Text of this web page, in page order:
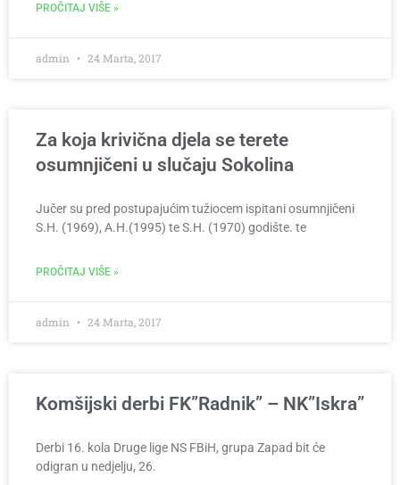
PROČITAJ VIŠE »
admin 24 Marta, 2017
Za koja krivična djela se terete
osumnjičeni u slučaju Sokolina
Jučer su pred postupajućim tužiocem ispitani osumnjičeni
S.H. (1969), A.H.(1995) te S.H. (1970) godište. te
PROČITAJ VIŠE »
admin 24 Marta, 2017
Komšijski derbi FK”Radnik” – NK”Iskra”
Derbi 16. kola Druge lige NS FBiH, grupa Zapad bit će
odigran u nedjelju, 26.